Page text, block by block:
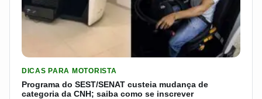
DICAS PARA MOTORISTA
Programa do SEST/SENAT custeia mudança de
categoria da CNH; saiba como se inscrever